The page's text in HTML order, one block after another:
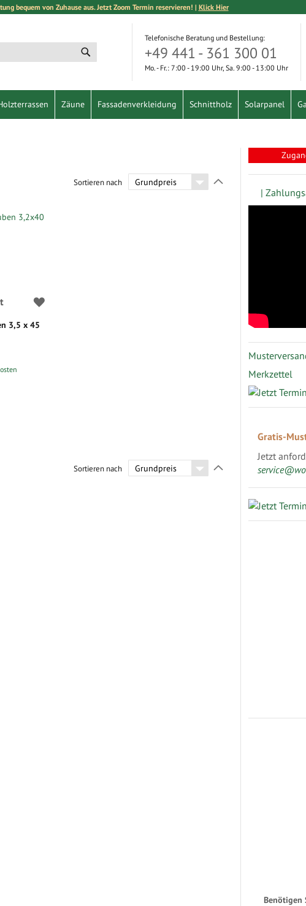
bequem von Zuhause aus. Jetzt Zoom Termin reservieren! | Klick Hier
Telefonische Beratung und Bestellung:
+49 441 - 361 300 01
Mo. - Fr.: 7:00 - 19:00 Uhr, Sa. 9:00 - 13:00 Uhr
Zäune Fassadenverkleidung Schnittholz Solarpanel
Sortieren nach
absteigender
3,5 x 45
Sortieren nach
absteigender
Richtung
festlegen
|
Merkzettel
Gratis-
Jetzt
Benötigen